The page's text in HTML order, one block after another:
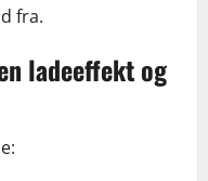
fra.
ladeeffekt og